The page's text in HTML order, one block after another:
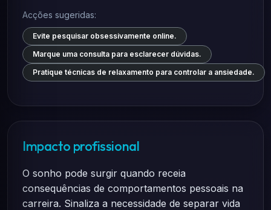
Acções sugeridas:
Evite pesquisar obsessivamente online.
Marque uma consulta para esclarecer dúvidas.
Pratique técnicas de relaxamento para controlar a ansiedade.
Impacto profissional
O sonho pode surgir quando receia
consequências de comportamentos pessoais na
carreira. Sinaliza a necessidade de separar vida